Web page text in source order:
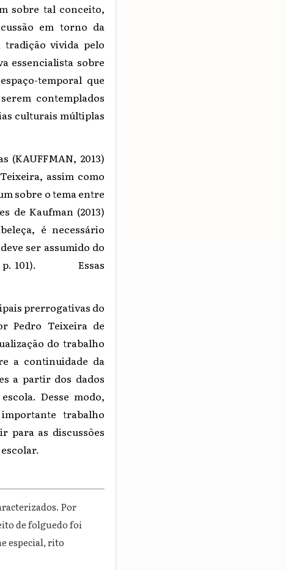
sobre tal conceito,
em torno da
tradição vivida pelo
essencialista sobre
temporal que
contemplados
culturais múltiplas
(KAUFFMAN, 2013)
assim como
sobre o tema entre
de Kaufman (2013)
é necessário
ser assumido do
p. 101). Essas
prerrogativas do
Pedro Teixeira de
do trabalho
a continuidade da
a partir dos dados
Desse modo,
trabalho
para as discussões
Por
de folguedo foi
especial, rito